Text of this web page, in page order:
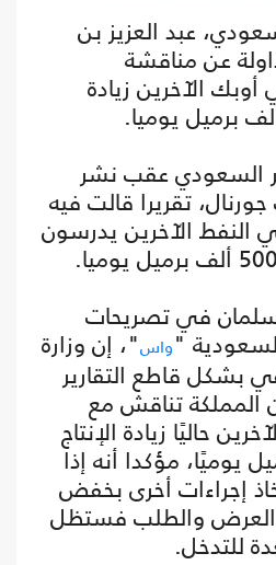
عبد العزيز بن
عن مناقشة
الآخرين زيادة
السعودي عقب نشر
تقريرا قالت فيه
النفط الآخرين يدرسون
سلمان في تصريحات
السعودية "واس"، إن وزارة
بشكل قاطع التقارير
المملكة تناقش مع
حاليًا زيادة الإنتاج
برميل يوميًا، مؤكدا أنه إذا
إجراءات أخرى بخفض
العرض والطلب فستظل
للتدخل.